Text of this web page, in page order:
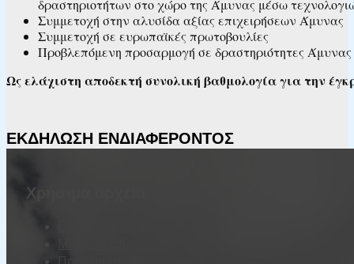
δραστηριοτήτων στο χώρο της Άμυνας μέσω
Συμμετοχή στην αλυσίδα αξίας επιχειρήσεων Άμυνας
Συμμετοχή σε ευρωπαϊκές πρωτοβουλίες
Προβλεπόμενη προσαρμογή σε δραστηριότητες Άμυνας
Ωςελάχιστη αποδεκτή συνολική βαθμολογίαγια την
ΕΚΔΉΛΩΣΗ ΕΝΔΙΑΦΈΡΟΝΤΟΣ
Χρήσιμα αρχεία